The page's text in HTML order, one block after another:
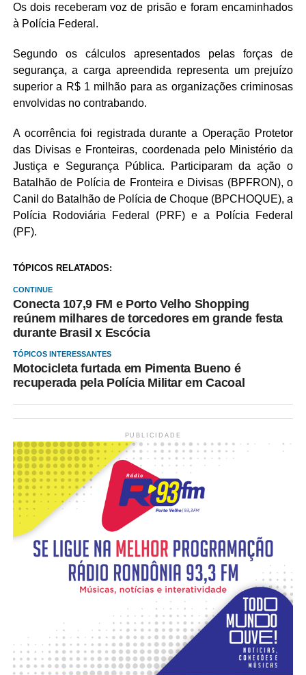
Os dois receberam voz de prisão e foram encaminhados
à Polícia Federal.
Segundo os cálculos apresentados pelas forças de
segurança, a carga apreendida representa um prejuízo
superior a R$ 1 milhão para as organizações criminosas
envolvidas no contrabando.
A ocorrência foi registrada durante a Operação Protetor
das Divisas e Fronteiras, coordenada pelo Ministério da
Justiça e Segurança Pública. Participaram da ação o
Batalhão de Polícia de Fronteira e Divisas (BPFRON), o
Canil do Batalhão de Polícia de Choque (BPCHOQUE), a
Polícia Rodoviária Federal (PRF) e a Polícia Federal
(PF).
TÓPICOS RELATADOS:
CONTINUE
Conecta 107,9 FM e Porto Velho Shopping
reúnem milhares de torcedores em grande festa
durante Brasil x Escócia
TÓPICOS INTERESSANTES
Motocicleta furtada em Pimenta Bueno é
recuperada pela Polícia Militar em Cacoal
PUBLICIDADE